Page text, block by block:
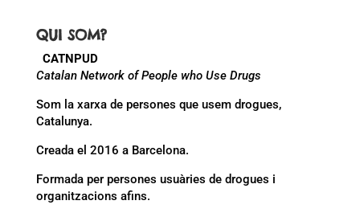
QUI SOM?
CATNPUD
Catalan Network of People who Use Drugs
Som la xarxa de persones que usem drogues,
Catalunya.
Creada el 2016 a Barcelona.
Formada per persones usuàries de drogues i
organitzacions afins.